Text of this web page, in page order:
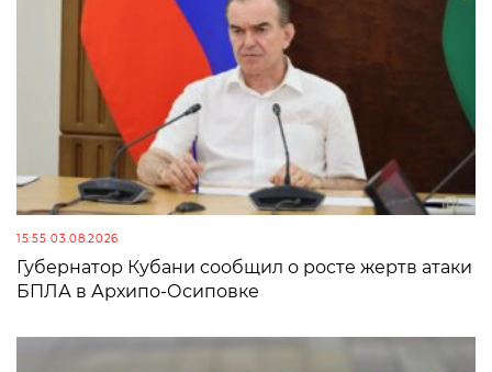
15:55 03.08.2026
Губернатор Кубани сообщил о росте жертв атаки
БПЛА в Архипо-Осиповке